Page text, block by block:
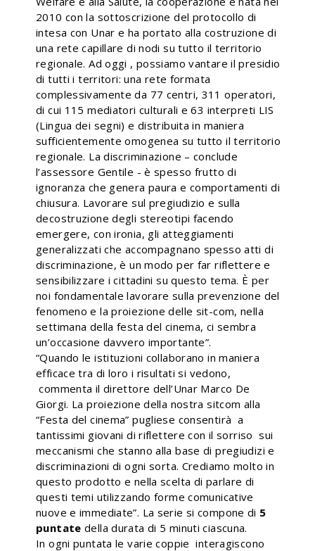
2010 con la sottoscrizione del protocollo di
intesa con Unar e ha portato alla costruzione di
una rete capillare di nodi su tutto il territorio
regionale. Ad oggi , possiamo vantare il presidio
di tutti i territori: una rete formata
complessivamente da 77 centri, 311 operatori,
di cui 115 mediatori culturali e 63 interpreti LIS
(Lingua dei segni) e distribuita in maniera
sufficientemente omogenea su tutto il territorio
regionale. La discriminazione – conclude
l’assessore Gentile - è spesso frutto di
ignoranza che genera paura e comportamenti di
chiusura. Lavorare sul pregiudizio e sulla
decostruzione degli stereotipi facendo
emergere, con ironia, gli atteggiamenti
generalizzati che accompagnano spesso atti di
discriminazione, è un modo per far riflettere e
sensibilizzare i cittadini su questo tema. È per
noi fondamentale lavorare sulla prevenzione del
fenomeno e la proiezione delle sit-com, nella
settimana della festa del cinema, ci sembra
un’occasione davvero importante”.
“Quando le istituzioni collaborano in maniera
efficace tra di loro i risultati si vedono,
commenta il direttore dell’Unar Marco De
Giorgi. La proiezione della nostra sitcom alla
“Festa del cinema” pugliese consentirà a
tantissimi giovani di riflettere con il sorriso sui
meccanismi che stanno alla base di pregiudizi e
discriminazioni di ogni sorta. Crediamo molto in
questo prodotto e nella scelta di parlare di
questi temi utilizzando forme comunicative
nuove e immediate”. La serie si compone di 5
puntate della durata di 5 minuti ciascuna.
In ogni puntata le varie coppie interagiscono